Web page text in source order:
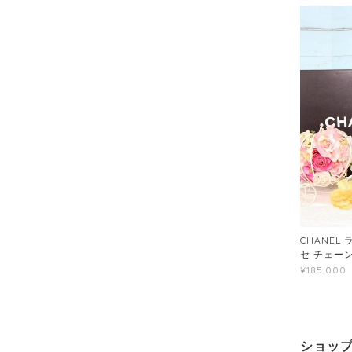
CHANEL
セ チェー
¥185,000
ショッ